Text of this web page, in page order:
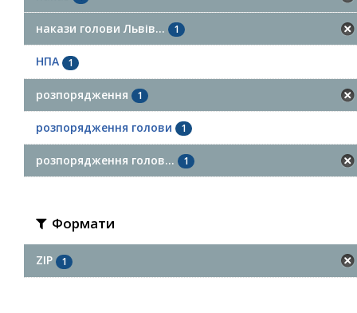
накази голови Львів... 1
НПА 1
розпорядження 1
розпорядження голови 1
розпорядження голов... 1
Формати
ZIP 1